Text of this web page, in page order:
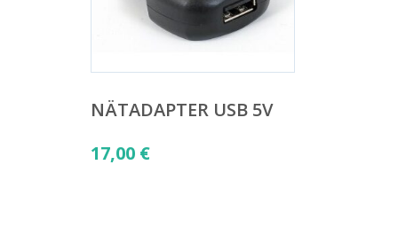
NÄTADAPTER USB 5V
17,00 €